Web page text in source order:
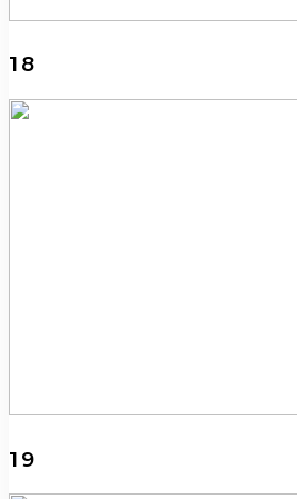
18
19